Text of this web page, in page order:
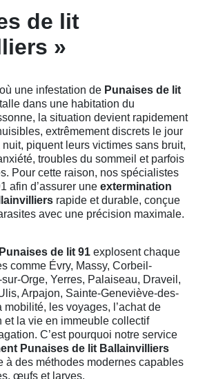
de lit
»
une infestation de Punaises de lit
dans une habitation du
la situation devient rapidement
extrêmement discrets le jour
piquent leurs victimes sans bruit,
troubles du sommeil et parfois
Pour cette raison, nos spécialistes
afin d’assurer une extermination
rapide et durable, conçue
avec une précision maximale.
Punaises de lit 91 explosent chaque
comme Évry, Massy, Corbeil-
Orge, Yerres, Palaiseau, Draveil,
Arpajon, Sainte-Geneviève-des-
mobilité, les voyages, l’achat de
et la vie en immeuble collectif
C’est pourquoi notre service
Punaises de lit Ballainvilliers
à des méthodes modernes capables
œufs et larves.